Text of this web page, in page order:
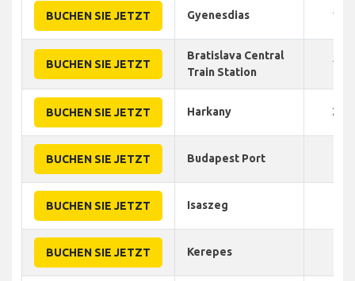
BUCHEN SIE JETZT Gyenesdias 150
BUCHEN SIE JETZT
Bratislava Central
Train Station
150
BUCHEN SIE JETZT Harkany 240
BUCHEN SIE JETZT Budapest Port
BUCHEN SIE JETZT Isaszeg
BUCHEN SIE JETZT Kerepes